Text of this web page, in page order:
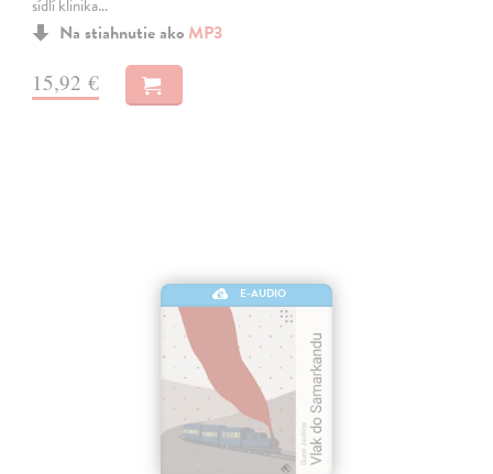
sídlí klinika…
Na stiahnutie ako MP3
15,92 €
E-AUDIO